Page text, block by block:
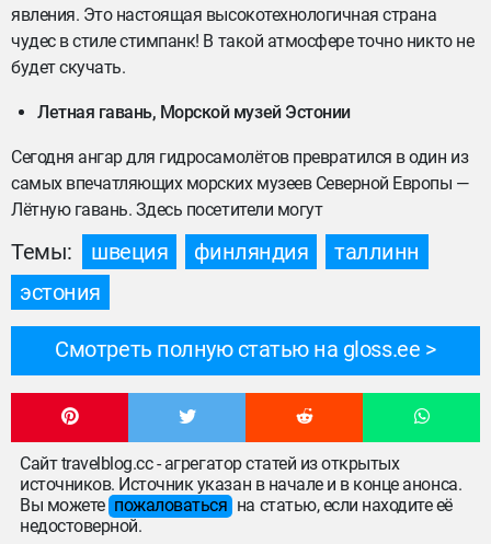
явления. Это настоящая высокотехнологичная страна
чудес в стиле стимпанк! В такой атмосфере точно никто не
будет скучать.
Летная гавань, Морской музей Эстонии
Сегодня ангар для гидросамолётов превратился в один из
самых впечатляющих морских музеев Северной Европы —
Лётную гавань. Здесь посетители могут
Темы: швеция финляндия
таллинн
эстония
Смотреть полную статью на gloss.ee
Сайт travelblog.cc - агрегатор статей из открытых
источников. Источник указан в начале и в конце анонса.
Вы можете пожаловаться на статью, если находите её
недостоверной.